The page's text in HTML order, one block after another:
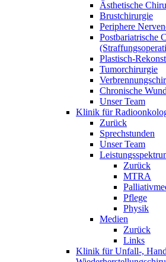
Ästhetische
Brustchirurgie
Periphere
Postbariatrische
Plastisch-
Tumorchirurgie
Chronische
Unser Team
Klinik für
Zurück
Sprechstunden
Unser Team
Zurück
MTRA
Pflege
Physik
Medien
Zurück
Links
Klinik für Unfall-,